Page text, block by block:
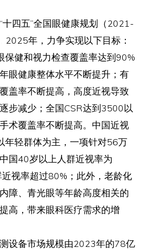
十四五”全国眼健康规划（2021-
2025年，力争实现以下目标：
保健和视力检查覆盖率达到90%
眼健康整体水平不断提升；有
盖率不断提高，高度近视导致
步减少；全国CSR达到3500以
术覆盖率不断提高。中国近视
年轻群体为主，一项针对56万
国40岁以上人群近视率为
视率超过80%；此外，老龄化
障、青光眼等年龄高度相关的
高，带来眼科医疗需求的增
设备市场规模由2023年的78亿